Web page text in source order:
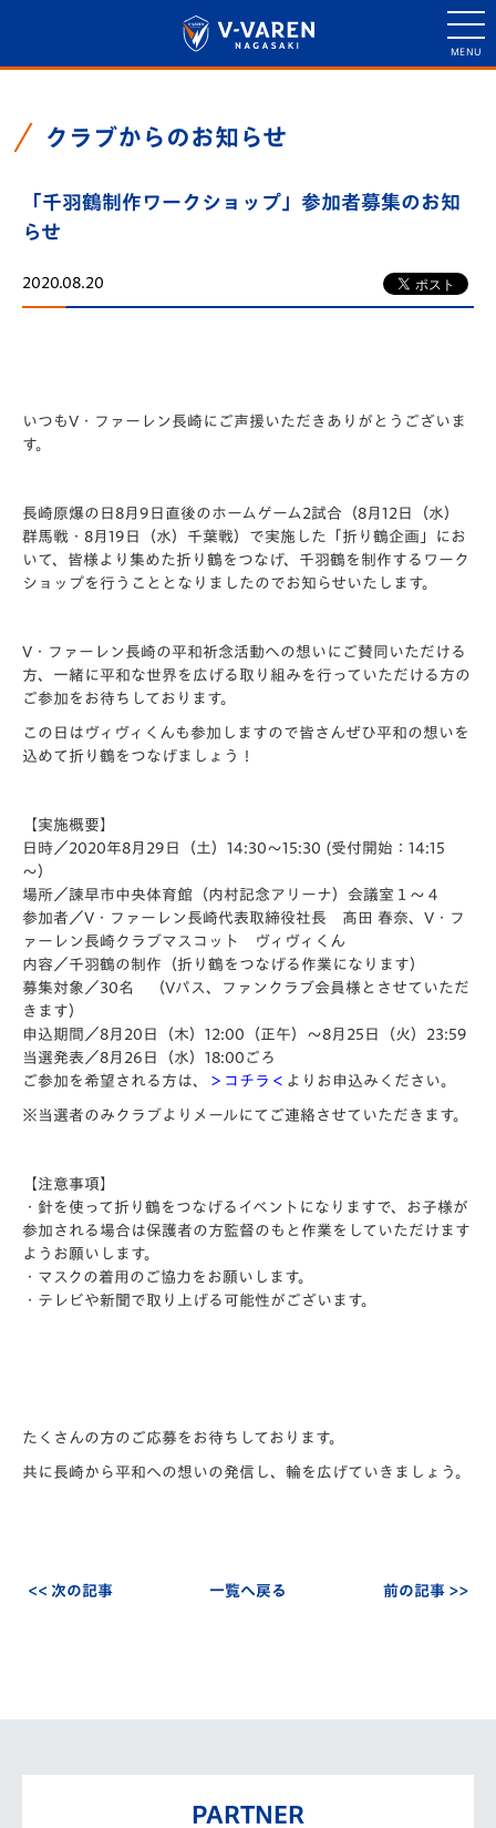
クラブからのお知らせ
「千羽鶴制作ワークショップ」参加者募集のお知
らせ
2020.08.20
いつもV・ファーレン長崎にご声援いただきありがとうございま
す。
長崎原爆の日8月9日直後のホームゲーム2試合（8月12日（水）
群馬戦・8月19日（水）千葉戦）で実施した「折り鶴企画」にお
いて、 皆様より集めた折り鶴をつなげ、千羽鶴を制作するワーク
ショップを行うこととなりましたのでお知らせいたします。
V・ファーレン長崎の平和祈念活動への想いにご賛同いただける
方、一緒に平和な世界を広げる取り組みを行っていただける方の
ご参加をお待ちしております。
この日はヴィヴィくんも参加しますので皆さんぜひ平和の想いを
込めて折り鶴をつなげましょう！
【実施概要】
日時／2020年8月29日（土）14:30～15:30 (受付開始：14:15
～）
場所／諫早市中央体育館（内村記念アリーナ）会議室１～４
参加者／V・ファーレン長崎代表取締役社長 髙田 春奈、V・フ
ァーレン長崎クラブマスコット ヴィヴィくん
内容／千羽鶴の制作（折り鶴をつなげる作業になります）
募集対象／30名 （Vパス、ファンクラブ会員様とさせていただ
きます）
申込期間／8月20日（木）12:00（正午）～8月25日（火）23:59
当選発表／8月26日（水）18:00ごろ
ご参加を希望される方は、
＞コチラ＜ よりお申込みください。
※当選者のみクラブよりメールにてご連絡させていただきます。
【注意事項】
・針を使って折り鶴をつなげるイベントになりますで、お子様が
参加される場合は保護者の方監督のもと作業をしていただけます
ようお願いします。
・マスクの着用のご協力をお願いします。
・テレビや新聞で取り上げる可能性がございます。
たくさんの方のご応募をお待ちしております。
共に長崎から平和への想いの発信し、輪を広げていきましょう。
<< 次の記事 一覧へ戻る 前の記事 >>
PARTNER